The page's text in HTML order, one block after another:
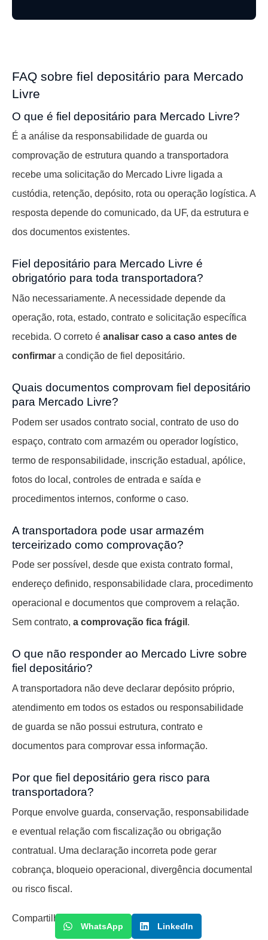
FAQ sobre fiel depositário para Mercado
Livre
O que é fiel depositário para Mercado Livre?
É a análise da responsabilidade de guarda ou
comprovação de estrutura quando a transportadora
recebe uma solicitação do Mercado Livre ligada a
custódia, retenção, depósito, rota ou operação logística. A
resposta depende do comunicado, da UF, da estrutura e
dos documentos existentes.
Fiel depositário para Mercado Livre é
obrigatório para toda transportadora?
Não necessariamente. A necessidade depende da
operação, rota, estado, contrato e solicitação específica
recebida. O correto é analisar caso a caso antes de
confirmar a condição de fiel depositário.
Quais documentos comprovam fiel depositário
para Mercado Livre?
Podem ser usados contrato social, contrato de uso do
espaço, contrato com armazém ou operador logístico,
termo de responsabilidade, inscrição estadual, apólice,
fotos do local, controles de entrada e saída e
procedimentos internos, conforme o caso.
A transportadora pode usar armazém
terceirizado como comprovação?
Pode ser possível, desde que exista contrato formal,
endereço definido, responsabilidade clara, procedimento
operacional e documentos que comprovem a relação.
Sem contrato, a comprovação fica frágil .
O que não responder ao Mercado Livre sobre
fiel depositário?
A transportadora não deve declarar depósito próprio,
atendimento em todos os estados ou responsabilidade
de guarda se não possui estrutura, contrato e
documentos para comprovar essa informação.
Por que fiel depositário gera risco para
transportadora?
Porque envolve guarda, conservação, responsabilidade
e eventual relação com fiscalização ou obrigação
contratual. Uma declaração incorreta pode gerar
cobrança, bloqueio operacional, divergência documental
ou risco fiscal.
Compartilhe
WhatsApp LinkedIn